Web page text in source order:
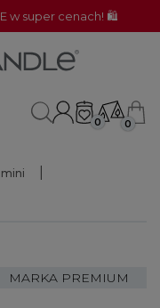
w super cenach! 🛍️
0 0
MARKA PREMIUM